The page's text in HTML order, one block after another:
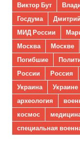
Виктор Бут
Госдума
МИД России
Москва
Москве
Погибшие
России
Россия
Украина
Украине
археология
космос
специальная